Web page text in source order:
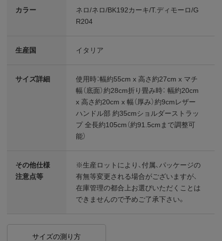
カラー
ネロ/ネロ/BK192カーキ/T.ディモーロ/G
R204
生産国 イタリア
サイズ詳細
使用時：幅約55cm x 高さ約27cm x マチ
幅（底面）約28cm折り畳み時： 幅約20cm
x 高さ約20cm x 幅（厚み）約9cmレザー
ハンドル部 約35cmショルダーストラッ
プ 全長約105cm（約91.5cmまで調整可
能）
その他仕様
注意点等
※生産ロットにより、付属、パッケージの
有無等変更される場合がございますが、
在庫管理の都合上お選びいただくことは
できませんので予めご了承下さい。
サイズの測り方